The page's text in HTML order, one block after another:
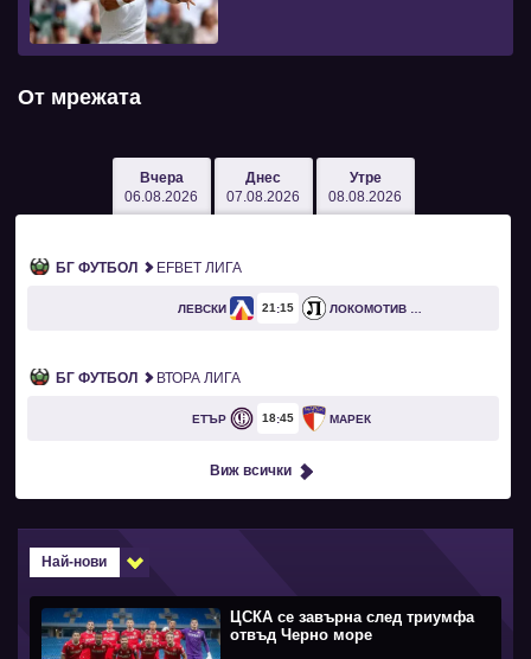
От мрежата
Вчера
06.08.2026
Днес
07.08.2026
Утре
08.08.2026
БГ ФУТБОЛ EFBET ЛИГА
ЛЕВСКИ 21 15 ЛОКОМОТИВ ПЛОВДИВ
БГ ФУТБОЛ ВТОРА ЛИГА
ЕТЪР 18 45 МАРЕК
Виж всички
Най-нови
ЦСКА се завърна след триумфа
отвъд Черно море